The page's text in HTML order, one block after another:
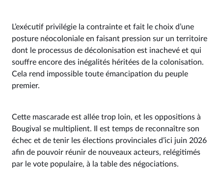
L’exécutif privilégie la contrainte et fait le choix d’une
posture néocoloniale en faisant pression sur un territoire
dont le processus de décolonisation est inachevé et qui
souffre encore des inégalités héritées de la colonisation.
Cela rend impossible toute émancipation du peuple
premier.
Cette mascarade est allée trop loin, et les oppositions à
Bougival se multiplient. Il est temps de reconnaître son
échec et de tenir les élections provinciales d’ici juin 2026
afin de pouvoir réunir de nouveaux acteurs, relégitimés
par le vote populaire, à la table des négociations.